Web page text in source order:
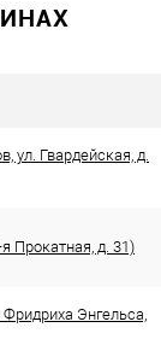
ул. Гвардейская, д.
Прокатная, д. 31)
Энгельса,